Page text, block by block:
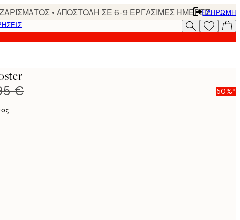
• ΑΠΟΣΤΟΛΗ ΣΕ 6-9 ΕΡΓΑΣΙΜΕΣ ΗΜΕΡΕΣΠΛΗΡΩΜΉ
€ 50%*